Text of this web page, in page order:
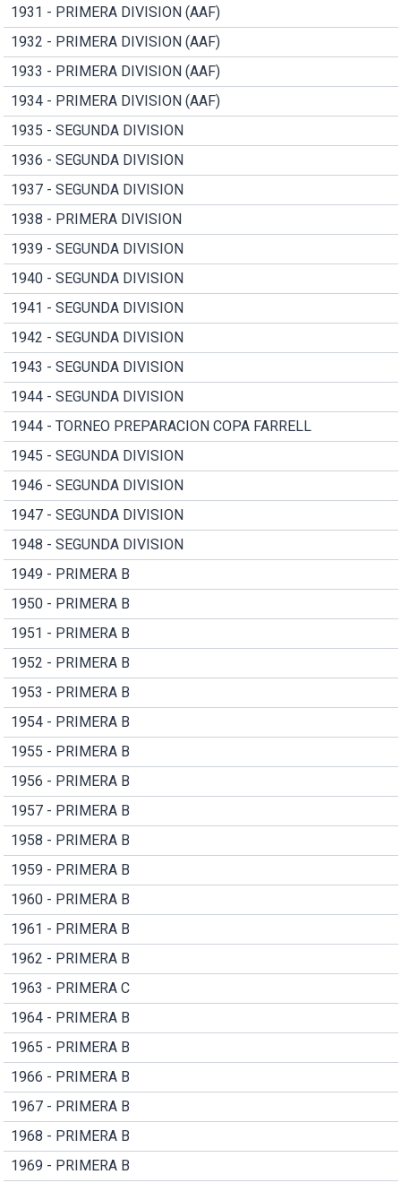
1931 - PRIMERA DIVISION (AAF)
1932 - PRIMERA DIVISION (AAF)
1933 - PRIMERA DIVISION (AAF)
1934 - PRIMERA DIVISION (AAF)
1935 - SEGUNDA DIVISION
1936 - SEGUNDA DIVISION
1937 - SEGUNDA DIVISION
1938 - PRIMERA DIVISION
1939 - SEGUNDA DIVISION
1940 - SEGUNDA DIVISION
1941 - SEGUNDA DIVISION
1942 - SEGUNDA DIVISION
1943 - SEGUNDA DIVISION
1944 - SEGUNDA DIVISION
1944 - TORNEO PREPARACION COPA FARRELL
1945 - SEGUNDA DIVISION
1946 - SEGUNDA DIVISION
1947 - SEGUNDA DIVISION
1948 - SEGUNDA DIVISION
1949 - PRIMERA B
1950 - PRIMERA B
1951 - PRIMERA B
1952 - PRIMERA B
1953 - PRIMERA B
1954 - PRIMERA B
1955 - PRIMERA B
1956 - PRIMERA B
1957 - PRIMERA B
1958 - PRIMERA B
1959 - PRIMERA B
1960 - PRIMERA B
1961 - PRIMERA B
1962 - PRIMERA B
1963 - PRIMERA C
1964 - PRIMERA B
1965 - PRIMERA B
1966 - PRIMERA B
1967 - PRIMERA B
1968 - PRIMERA B
1969 - PRIMERA B